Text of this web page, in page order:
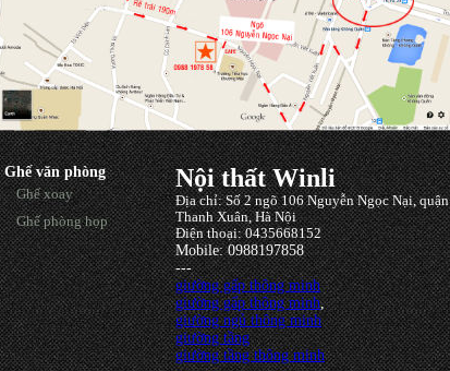
Ghế văn phòng
Ghế xoay
Ghế phòng họp
Nội thất Winli
Địa chỉ: Số 2 ngõ 106 Nguyễn Ngọc Nại, quận
Thanh Xuân, Hà Nội
Điện thoại: 0435668152
Mobile: 0988197858
---
giường gấp thông minh
giường gấp thông minh,
giường ngủ thông minh
giường tầng
giường tầng thông minh